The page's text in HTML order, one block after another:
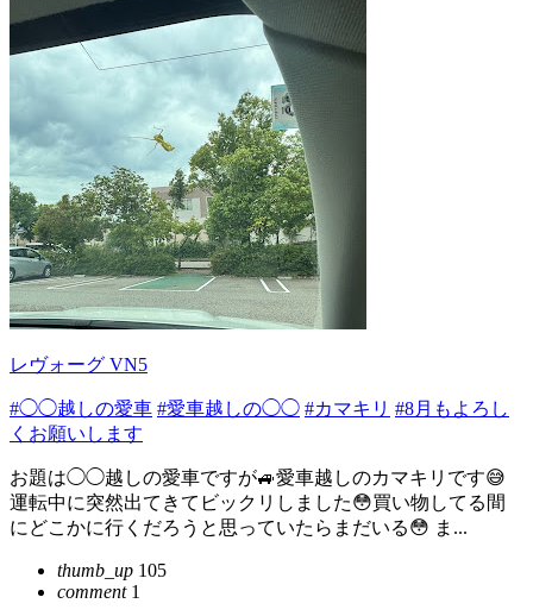
レヴォーグ VN5
#◯◯越しの愛車 #愛車越しの◯◯ #カマキリ #8月もよろし
くお願いします
お題は◯◯越しの愛車ですが🚙愛車越しのカマキリです😅
運転中に突然出てきてビックリしました😳買い物してる間
にどこかに行くだろうと思っていたらまだいる😳 ま...
thumb_up 105
comment1